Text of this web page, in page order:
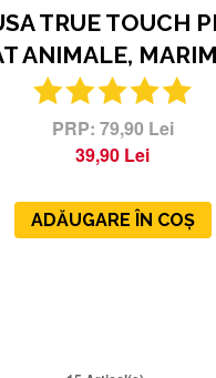
TRUE TOUCH
ANIMALE,
79,90 Lei
39,90 Lei
ADĂUGARE ÎN COȘ